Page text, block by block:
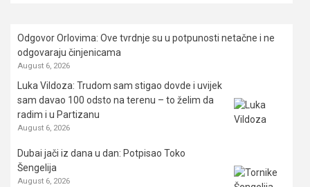
Odgovor Orlovima: ​Ove tvrdnje su u potpunosti netačne i ne
odgovaraju činjenicama
August 6, 2026
Luka Vildoza: Trudom sam stigao dovde i uvijek
sam davao 100 odsto na terenu – to želim da
radim i u Partizanu
August 6, 2026
Dubai jači iz dana u dan: Potpisao Toko
Šengelija
August 6, 2026